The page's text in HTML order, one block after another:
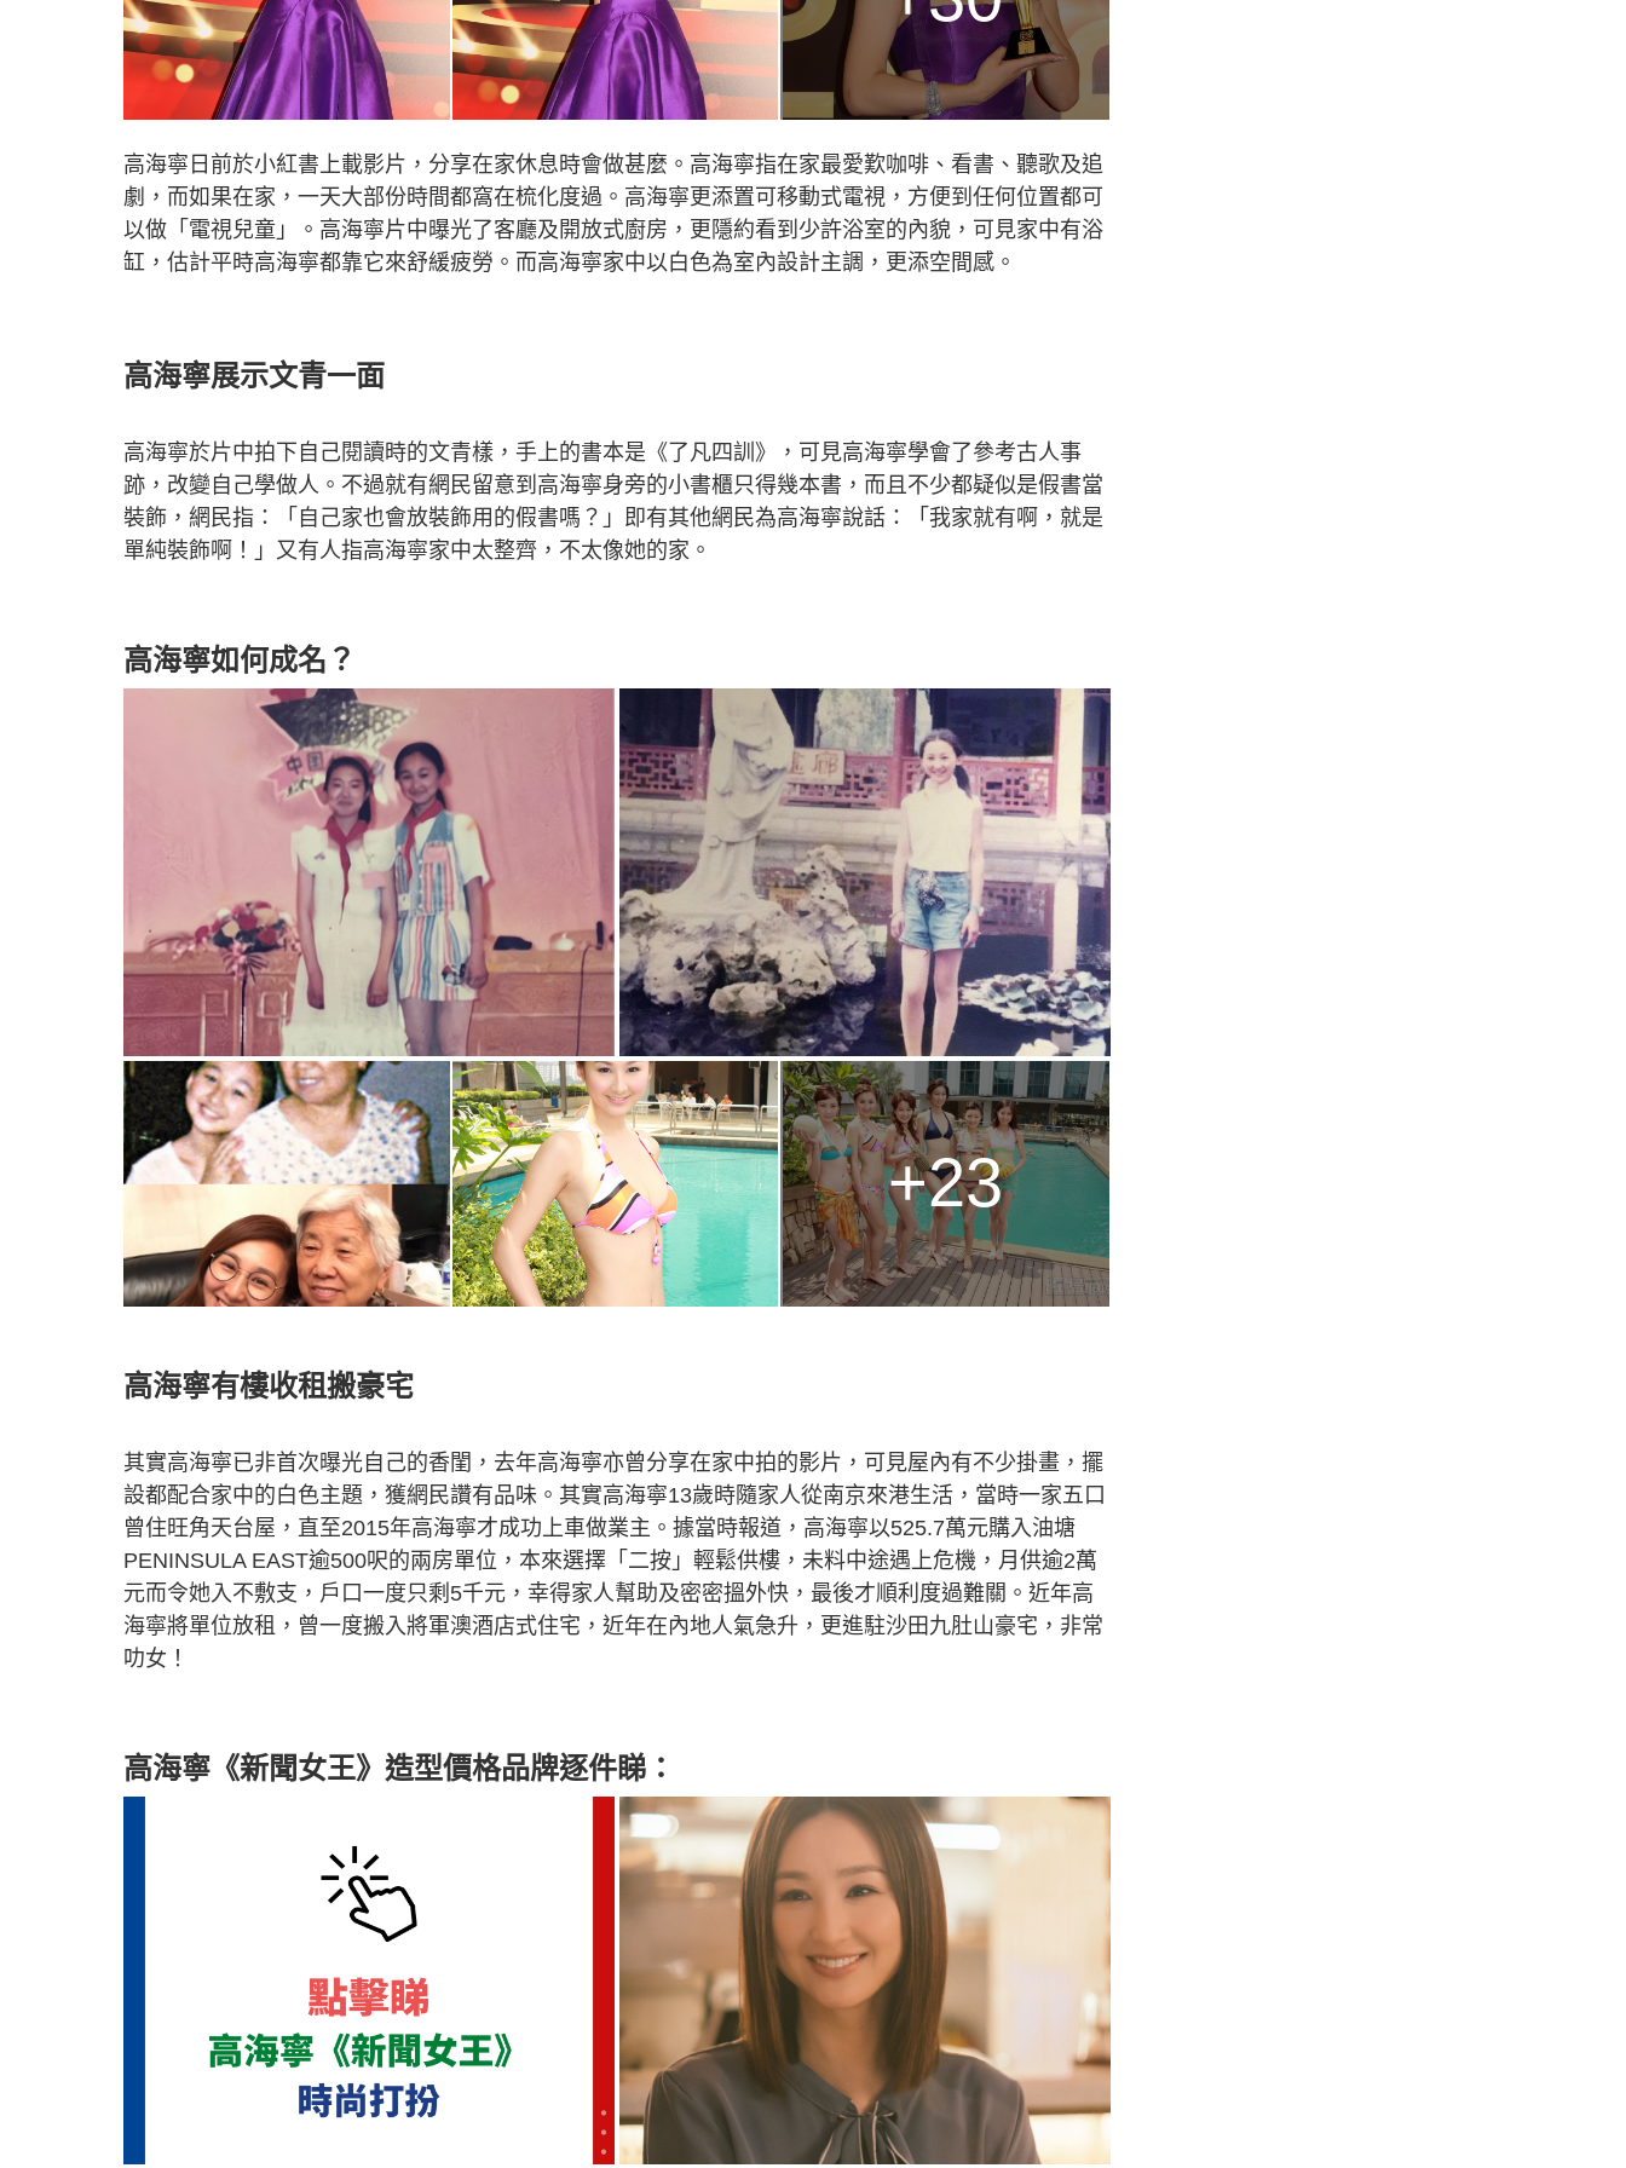
高海寧日前於小紅書上載影片，分享在家休息時會做甚麼。高海寧指在家最愛歎咖啡、看書、聽歌及追
劇，而如果在家，一天大部份時間都窩在梳化度過。高海寧更添置可移動式電視，方便到任何位置都可
以做「電視兒童」。高海寧片中曝光了客廳及開放式廚房，更隱約看到少許浴室的內貌，可見家中有浴
缸，估計平時高海寧都靠它來舒緩疲勞。而高海寧家中以白色為室內設計主調，更添空間感。
高海寧展示文青一面
高海寧於片中拍下自己閱讀時的文青樣，手上的書本是《了凡四訓》，可見高海寧學會了參考古人事
跡，改變自己學做人。不過就有網民留意到高海寧身旁的小書櫃只得幾本書，而且不少都疑似是假書當
裝飾，網民指：「自己家也會放裝飾用的假書嗎？」即有其他網民為高海寧說話：「我家就有啊，就是
單純裝飾啊！」又有人指高海寧家中太整齊，不太像她的家。
高海寧如何成名？
+23
高海寧有樓收租搬豪宅
其實高海寧已非首次曝光自己的香閨，去年高海寧亦曾分享在家中拍的影片，可見屋內有不少掛畫，擺
設都配合家中的白色主題，獲網民讚有品味。其實高海寧13歲時隨家人從南京來港生活，當時一家五口
曾住旺角天台屋，直至2015年高海寧才成功上車做業主。據當時報道，高海寧以525.7萬元購入油塘
PENINSULA EAST逾500呎的兩房單位，本來選擇「二按」輕鬆供樓，未料中途遇上危機，月供逾2萬
元而令她入不敷支，戶口一度只剩5千元，幸得家人幫助及密密搵外快，最後才順利度過難關。近年高
海寧將單位放租，曾一度搬入將軍澳酒店式住宅，近年在內地人氣急升，更進駐沙田九肚山豪宅，非常
叻女！
高海寧《新聞女王》造型價格品牌逐件睇 ：